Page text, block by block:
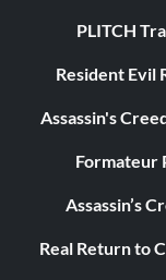
PLITCH
Resident Evil
Assassin's
Formateur
Assassin’s
Real Return to